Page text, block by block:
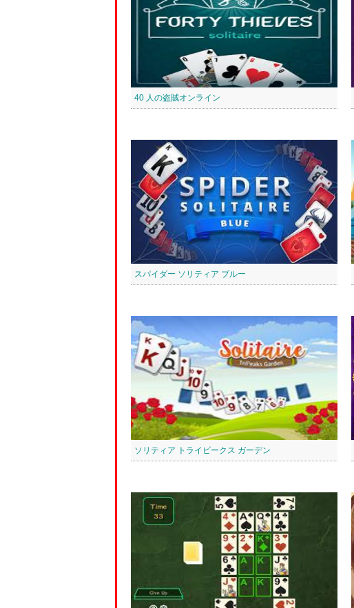
40 人の盗賊オンライン
スパイダー ソリティア ブルー
ソリティア トライピークス ガーデン